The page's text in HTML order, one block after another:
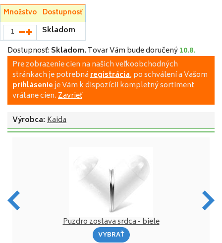
Množstvo Dostupnosť
Skladom
Dostupnosť: Skladom. Tovar Vám bude doručený10.8.
Pre zobrazenie cien na našich veľkoobchodných
stránkach je potrebnáregistrácia, po schválení a Vašom
prihlásenieje Vám k dispozícii kompletný sortiment
vrátane cien.Zavrieť
Výrobca: Kaida
Puzdro zostava srdca - biele
VYBRAŤ